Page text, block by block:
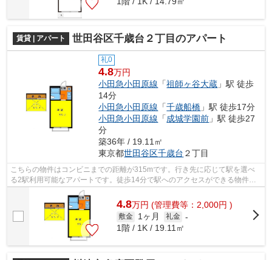
賃貸 | アパート 世田谷区千歳台２丁目のアパート
礼0
4.8万円
小田急小田原線 「祖師ヶ谷大蔵 」駅 徒歩
14分
小田急小田原線 「千歳船橋 」駅 徒歩17分
小田急小田原線 「成城学園前 」駅 徒歩27
分
築36年 / 19.11㎡
東京都世田谷区千歳台 ２丁目
こちらの物件はコンビニまでの距離が315mです。行き先に応じて駅を選べ
る2駅利用可能なアパートです。徒歩14分で駅へのアクセスができる物件で
す。こちらの物件はアパートです。世田谷...
4.8万円 (管理費等：2,000円 )
敷金 1ヶ月 礼金 -
1階 / 1K / 19.11㎡